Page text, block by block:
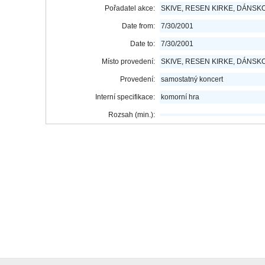
Pořadatel akce: SKIVE, RESEN KIRKE,
Date from: 7/30/2001
Date to: 7/30/2001
Místo provedení: SKIVE, RESEN KIRKE,
Provedení: samostatný koncert
Interní specifikace: komorní hra
Rozsah (min.):